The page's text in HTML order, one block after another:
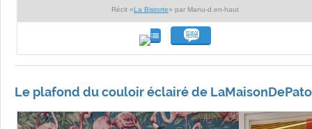
Récit «La Bistorte» par Manu-d.en-haut
Le plafond du couloir éclairé de